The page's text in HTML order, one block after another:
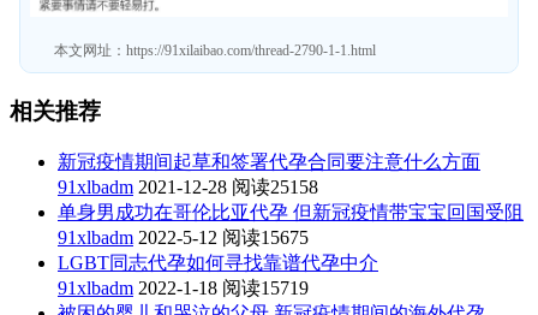
本文网址： https://91xilaibao.com/thread-2790-1-1.html
相关推荐
新冠疫情期间起草和签署代孕合同要注意什么方面
91xlbadm 2021-12-28 阅读25158
单身男成功在哥伦比亚代孕 但新冠疫情带宝宝回国受阻
91xlbadm 2022-5-12 阅读15675
LGBT同志代孕如何寻找靠谱代孕中介
91xlbadm 2022-1-18 阅读15719